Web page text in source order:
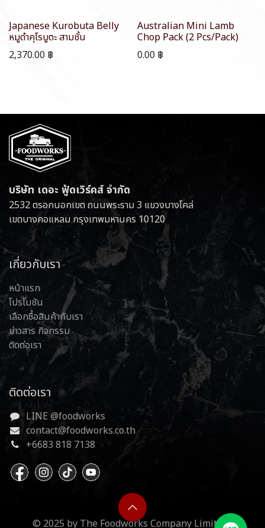
Japanese Kurobuta Belly
หมูดำคุโรบูตะ สามชั้น
2,370.00 ฿
Australian Mini Lamb
Chop Pack (2 Pcs/Pack)
0.00฿
บริษัท เดอะ ฟู้ดเวิร์คส์ จำกัด
2532 ตรอกนอกเขต ถนนพระราม 3 แขวงบางโคล่
เขตบางคอแหลม กรุงเทพมหานคร 10120
เกี่ยวกับเรา
หน้าแรก
โปรโมชัน
เลือกซื้อสินค้ากับเรา
ข่าวสาร กิจกรรม
ติดต่อเรา
ติดต่อเรา
LINE @foodworks
contact@foodworks.co.th
+6683 818 7138
© 2025 by The Foodworks Company Limited